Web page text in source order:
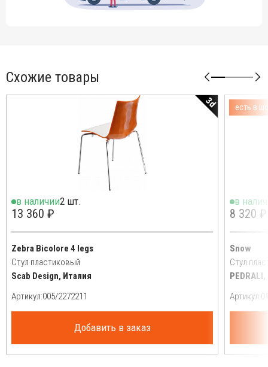
Схожие товары
3d
в наличии2 шт.
13 360 ₽
Zebra Bicolore 4 legs
Стул пластиковый
Scab Design, Италия
Артикул:
Добавить в заказ
есть в
в
8 320 ₽
Snow
Стул
Артикул: